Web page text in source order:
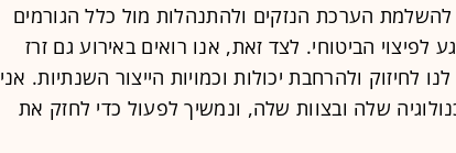
להשלמת הערכת הנזקים ולהתנהלות מול כלל הגורמים
לפיצוי הביטוחי. לצד זאת, אנו רואים באירוע גם זרז
לחיזוק ולהרחבת יכולות וכמויות הייצור השנתיות. אני
שלה ובצוות שלה, ונמשיך לפעול כדי לחזק את